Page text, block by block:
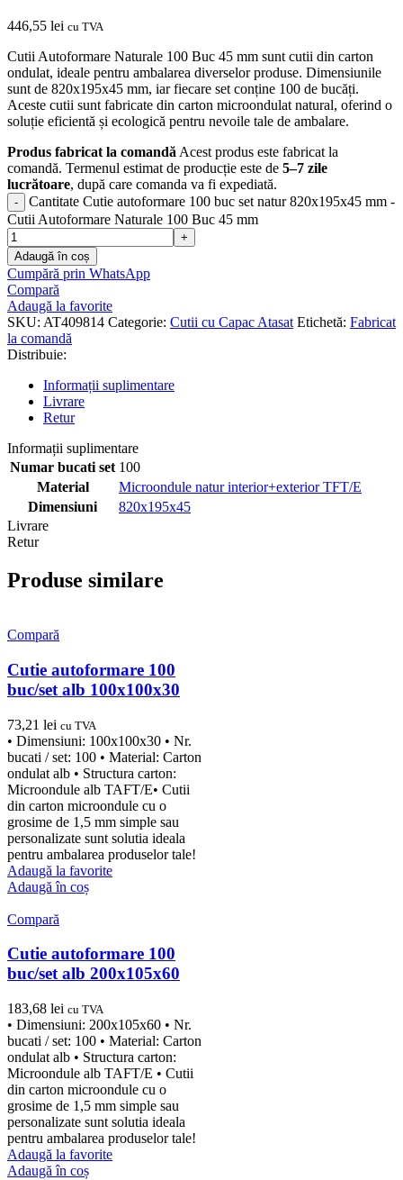
446,55 lei cu TVA
Cutii Autoformare Naturale 100 Buc 45 mm sunt cutii din carton
ondulat, ideale pentru ambalarea diverselor produse. Dimensiunile
sunt de 820x195x45 mm, iar fiecare set conține 100 de bucăți.
Aceste cutii sunt fabricate din carton microondulat natural, oferind o
soluție eficientă și ecologică pentru nevoile tale de ambalare.
Produs fabricat la comandăAcest produs este fabricat la
comandă. Termenul estimat de producție este de 5–7 zile
lucrătoare, după care comanda va fi expediată.
Cantitate Cutie autoformare 100 buc set natur 820x195x45 mm -
Cutii Autoformare Naturale 100 Buc 45 mm
Adaugă în coș
Cumpără prin WhatsApp
Compară
Adaugă la favorite
SKU: AT409814 Categorie: Cutii cu Capac Atasat Etichetă: Fabricat
la comandă
Distribuie:
Informații suplimentare
Livrare
Retur
Informații suplimentare
Numar bucati set 100
Material
Microondule natur interior+exterior TFT/E
Dimensiuni
820x195x45
Livrare
Retur
Produse similare
Compară
Cutie autoformare 100
buc/set alb 100x100x30
73,21 lei cu TVA
• Dimensiuni: 100x100x30 • Nr.
bucati / set: 100 • Material: Carton
ondulat alb • Structura carton:
Microondule alb TAFT/E• Cutii
din carton microondule cu o
grosime de 1,5 mm simple sau
personalizate sunt solutia ideala
pentru ambalarea produselor tale!
Adaugă la favorite
Adaugă în coș
Compară
Cutie autoformare 100
buc/set alb 200x105x60
183,68 lei cu TVA
• Dimensiuni: 200x105x60 • Nr.
bucati / set: 100 • Material: Carton
ondulat alb • Structura carton:
Microondule alb TAFT/E • Cutii
din carton microondule cu o
grosime de 1,5 mm simple sau
personalizate sunt solutia ideala
pentru ambalarea produselor tale!
Adaugă la favorite
Adaugă în coș